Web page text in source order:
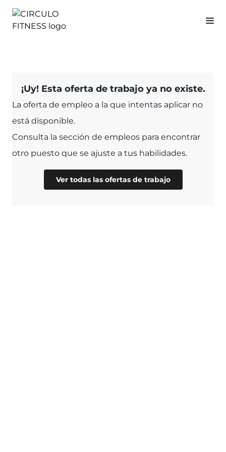
¡Uy! Esta oferta de trabajo ya no existe.
La oferta de empleo a la que intentas aplicar no
está disponible.
Consulta la sección de empleos para encontrar
otro puesto que se ajuste a tus habilidades.
Ver todas las ofertas de trabajo